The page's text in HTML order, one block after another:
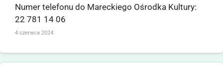
Numer telefonu do Mareckiego Ośrodka Kultury:
22 781 14 06
4 czerwca 2024